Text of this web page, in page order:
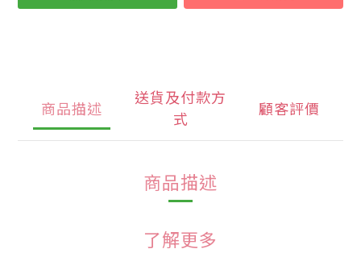
商品描述
送貨及付款方
式
顧客評價
商品描述
了解更多